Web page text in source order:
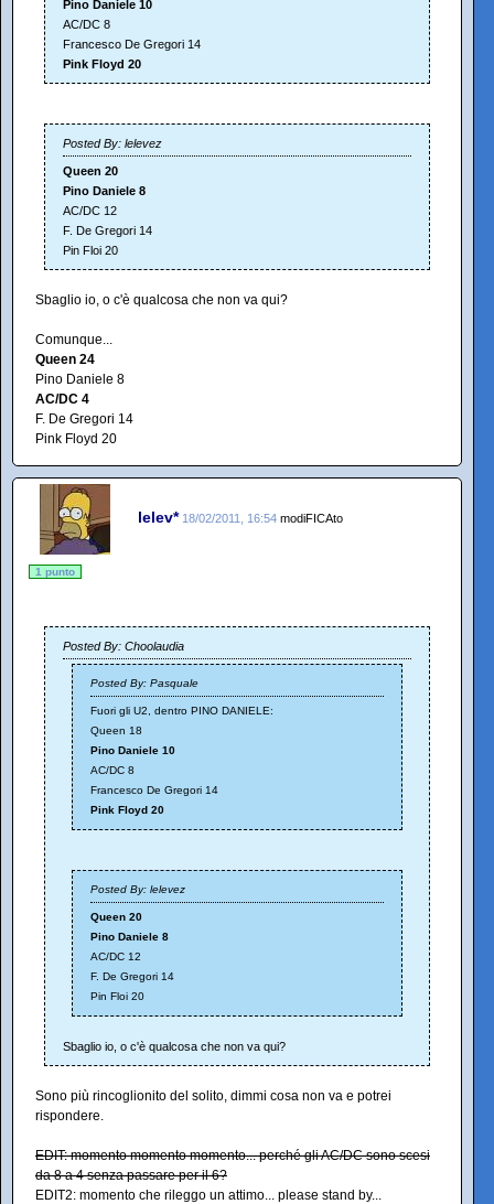
Pino Daniele 10
AC/DC 8
Francesco De Gregori 14
Pink Floyd 20
Posted By: lelevez
Queen 20
Pino Daniele 8
AC/DC 12
F. De Gregori 14
Pin Floi 20
Sbaglio io, o c'è qualcosa che non va qui?
Comunque...
Queen 24
Pino Daniele 8
AC/DC 4
F. De Gregori 14
Pink Floyd 20
lelev* 18/02/2011, 16:54 modiFICAto
1 punto
Posted By: Choolaudia
Posted By: Pasquale
Fuori gli U2, dentro PINO DANIELE:
Queen 18
Pino Daniele 10
AC/DC 8
Francesco De Gregori 14
Pink Floyd 20
Posted By: lelevez
Queen 20
Pino Daniele 8
AC/DC 12
F. De Gregori 14
Pin Floi 20
Sbaglio io, o c'è qualcosa che non va qui?
Sono più rincoglionito del solito, dimmi cosa non va e potrei
rispondere.
EDIT: momento momento momento... perché gli AC/DC sono scesi
da 8 a 4 senza passare per il 6?
EDIT2: momento che rileggo un attimo... please stand by...